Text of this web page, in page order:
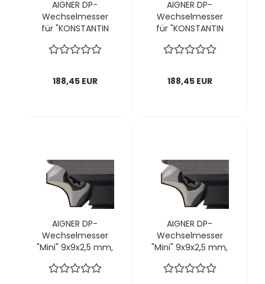
AIGNER DP-
Wechselmesser
für "KONSTANTIN
mm; Typ 2 - halbe
mm; 1 VPE = 4
Stück
188,45 EUR
AIGNER DP-
Wechselmesser
für "KONSTANTIN
mm; Typ 3 - halbe
mm; 1 VPE = 4
Stück
188,45 EUR
AIGNER DP-
Wechselmesser
"Mini" 9x9x2,5 mm,
„KONSTANTIN Mini“
AIGNER DP-
Wechselmesser
"Mini" 9x9x2,5 mm,
„KONSTANTIN Mini“